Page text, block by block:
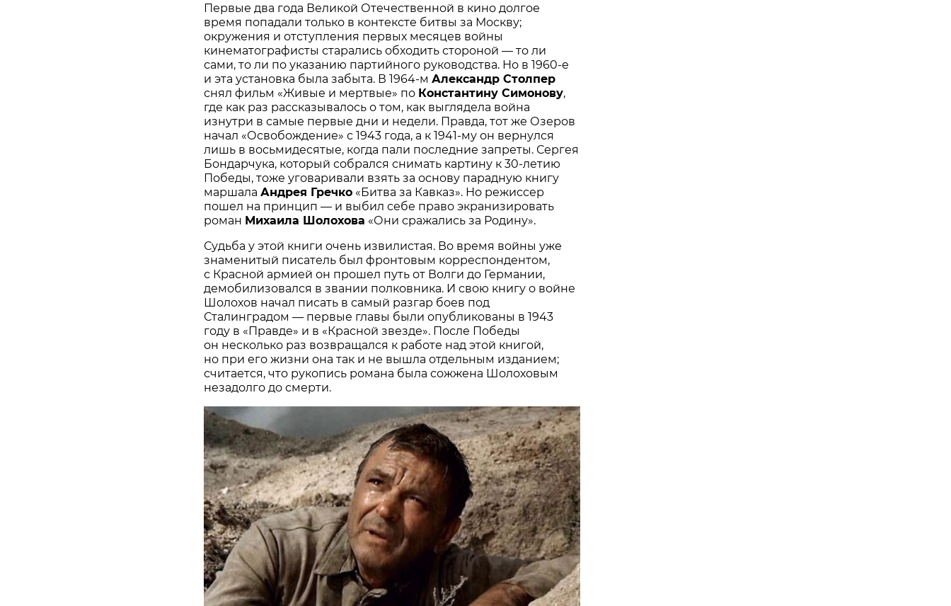
Первые два года Великой Отечественной в кино долгое
время попадали только в контексте битвы за Москву;
окружения и отступления первых месяцев войны
кинематографисты старались обходить стороной — то ли
сами, то ли по указанию партийного руководства. Но в 1960-е
и эта установка была забыта. В 1964-м Александр Столпер
снял фильм «Живые и мертвые» по Константину Симонову,
где как раз рассказывалось о том, как выглядела война
изнутри в самые первые дни и недели. Правда, тот же Озеров
начал «Освобождение» с 1943 года, а к 1941-му он вернулся
лишь в восьмидесятые, когда пали последние запреты. Сергея
Бондарчука, который собрался снимать картину к 30-летию
Победы, тоже уговаривали взять за основу парадную книгу
маршала Андрея Гречко «Битва за Кавказ». Но режиссер
пошел на принцип — и выбил себе право экранизировать
роман Михаила Шолохова «Они сражались за Родину».
Судьба у этой книги очень извилистая. Во время войны уже
знаменитый писатель был фронтовым корреспондентом,
с Красной армией он прошел путь от Волги до Германии,
демобилизовался в звании полковника. И свою книгу о войне
Шолохов начал писать в самый разгар боев под
Сталинградом — первые главы были опубликованы в 1943
году в «Правде» и в «Красной звезде». После Победы
он несколько раз возвращался к работе над этой книгой,
но при его жизни она так и не вышла отдельным изданием;
считается, что рукопись романа была сожжена Шолоховым
незадолго до смерти.